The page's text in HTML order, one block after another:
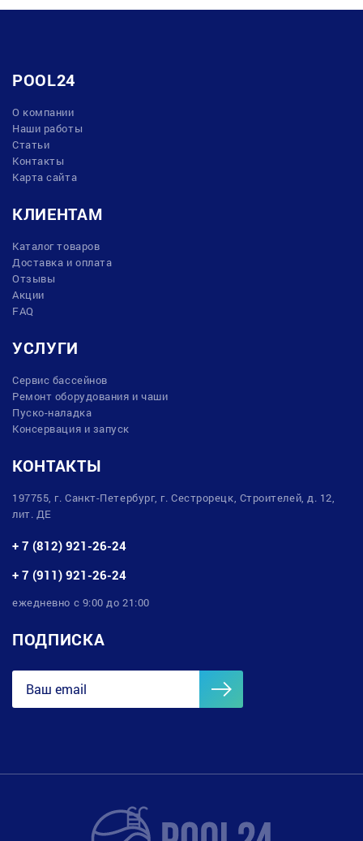
POOL24
О компании
Наши работы
Статьи
Контакты
Карта сайта
КЛИЕНТАМ
Каталог товаров
Доставка и оплата
Отзывы
Акции
FAQ
УСЛУГИ
Сервис бассейнов
Ремонт оборудования и чаши
Пуско-наладка
Консервация и запуск
КОНТАКТЫ
197755, г. Санкт-Петербург, г. Сестрорецк, Строителей, д. 12,
лит. ДЕ
+ 7 (812) 921-26-24
+ 7 (911) 921-26-24
ежедневно с 9:00 до 21:00
ПОДПИСКА